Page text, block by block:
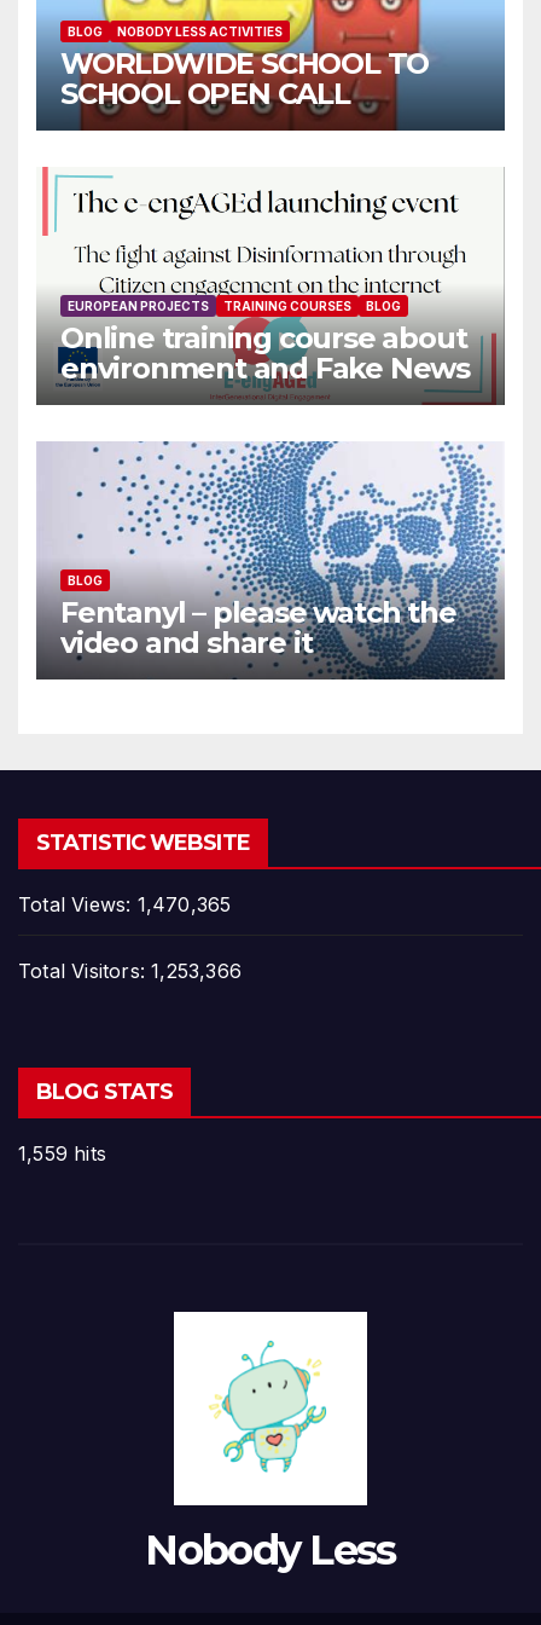
BLOG NOBODY LESS ACTIVITIES
WORLDWIDE SCHOOL TO
SCHOOL OPEN CALL
EUROPEAN PROJECTS TRAINING COURSES BLOG
Online training course about
environment and Fake News
BLOG
Fentanyl – please watch the
video and share it
STATISTIC WEBSITE
Total Views: 1,470,365
Total Visitors:1,253,366
BLOG STATS
1,559 hits
Nobody Less